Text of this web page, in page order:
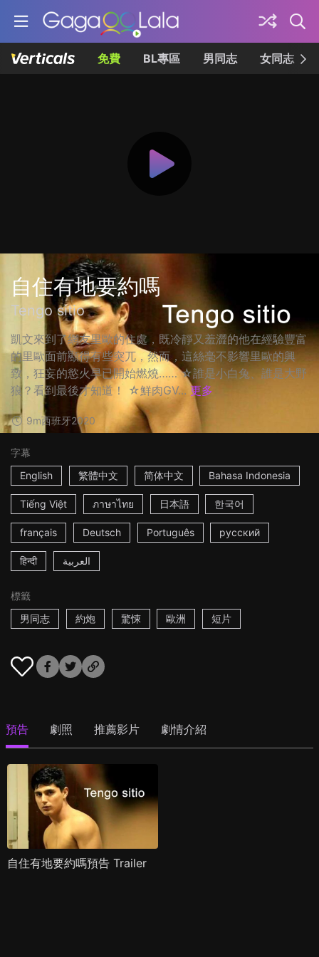
免費 BL專區 男同志 女同志
自住有地要約嗎
Tengo sitio
凱文來到了網友里歐的住處，既冷靜又羞澀的他在經驗豐富
的里歐面前顯得有些突兀，然而，這絲毫不影響里歐的興
致，狂妄的慾火早已開始燃燒…… ☆誰是小白兔、誰是大野
狼？看到最後才知道！ ☆鮮肉GV... 更多
9m西班牙2020
字幕
English
繁體中文 简体中文 Bahasa Indonesia
Tiếng Việt ภาษาไทย 日本語 한국어
français Deutsch Português русский
हिन्दी العربية
標籤
男同志
約炮 驚悚 歐洲 短片
預告 劇照 推薦影片 劇情介紹
自住有地要約嗎預告 Trailer